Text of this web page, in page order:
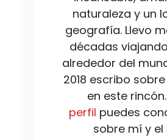
naturaleza y un
geografía. Llevo
décadas
alrededor del
2018 escribo
en este rincón.
perfil puedes
sobre mí y el